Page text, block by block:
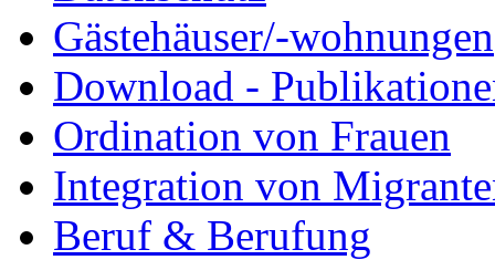
Gästehäuser/-wohnungen
Download -
Ordination von Frauen
Integration von
Beruf & Berufung